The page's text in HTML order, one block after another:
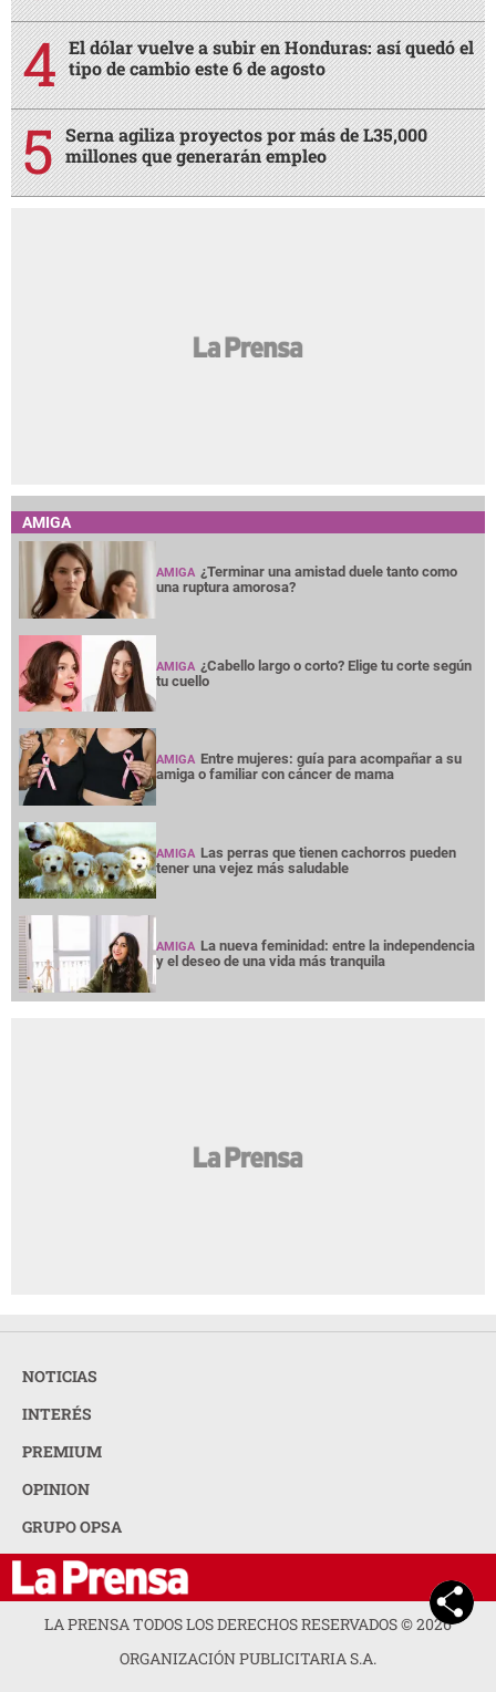
El dólar vuelve a subir en Honduras: así quedó el
tipo de cambio este 6 de agosto
Serna agiliza proyectos por más de L35,000
millones que generarán empleo
AMIGA
AMIGA ¿Terminar una amistad duele tanto como
una ruptura amorosa?
AMIGA ¿Cabello largo o corto? Elige tu corte según
tu cuello
AMIGA Entre mujeres: guía para acompañar a su
amiga o familiar con cáncer de mama
AMIGA Las perras que tienen cachorros pueden
tener una vejez más saludable
AMIGA La nueva feminidad: entre la independencia
y el deseo de una vida más tranquila
NOTICIAS
INTERÉS
PREMIUM
OPINION
GRUPO OPSA
LA PRENSA TODOS LOS DERECHOS RESERVADOS ©2026
ORGANIZACIÓN PUBLICITARIA S.A.